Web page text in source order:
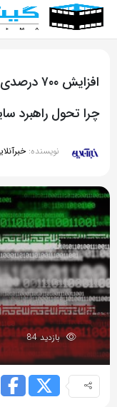
اشتراک
گذاری
با
استفاده
از
روش‌های
می‌توانید
این
صفحه
را
با
دوستان
خود
به
اشتراک
بگذارید.
افزایش
چرا تحول راهبرد
نویسنده:
بازدید 84